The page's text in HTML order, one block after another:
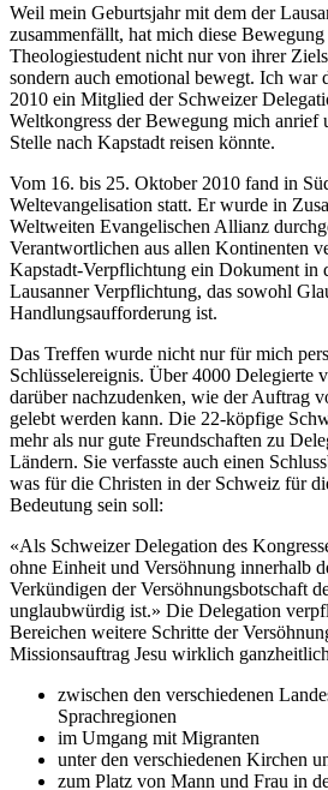
Weil mein Geburtsjahr mit dem der
zusammenfällt, hat mich diese
Theologiestudent nicht nur von ihrer
sondern auch emotional bewegt. Ich war
2010 ein Mitglied der Schweizer
Weltkongress der Bewegung mich anrief
Stelle nach Kapstadt reisen könnte.
Vom 16. bis 25. Oktober 2010 fand in
Weltevangelisation statt. Er wurde in
Weltweiten Evangelischen Allianz
Verantwortlichen aus allen Kontinenten
Kapstadt-Verpflichtung ein Dokument in
Lausanner Verpflichtung, das sowohl
Handlungsaufforderung ist.
Das Treffen wurde nicht nur für mich
Schlüsselereignis. Über 4000 Delegierte
darüber nachzudenken, wie der Auftrag
gelebt werden kann. Die 22-köpfige
mehr als nur gute Freundschaften zu
Ländern. Sie verfasste auch einen
was für die Christen in der Schweiz für
Bedeutung sein soll:
«Als Schweizer Delegation des
ohne Einheit und Versöhnung innerhalb
Verkündigen der Versöhnungsbotschaft
unglaubwürdig ist.» Die Delegation
Bereichen weitere Schritte der
Missionsauftrag Jesu wirklich
zwischen den verschiedenen
Sprachregionen
im Umgang mit Migranten
unter den verschiedenen Kirchen
zum Platz von Mann und Frau in